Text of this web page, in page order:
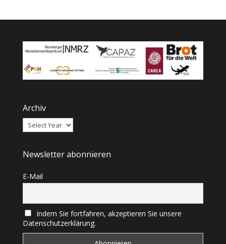
Archiv
Newsletter abonnieren
E-Mail
Indem Sie fortfahren, akzeptieren Sie unsere
Datenschutzerklärung.